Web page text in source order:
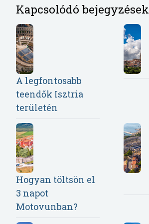
Kapcsolódó bejegyzések
A legfontosabb
teendők Isztria
területén
Hogyan töltsön el
3 napot
Motovunban?